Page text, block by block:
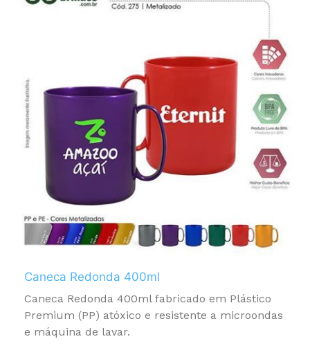
Caneca Redonda 400ml
Caneca Redonda 400ml fabricado em Plástico
Premium (PP) atóxico e resistente a microondas
e máquina de lavar.